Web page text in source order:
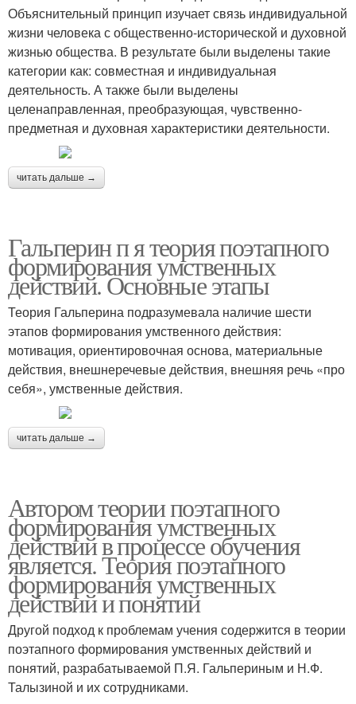
Объяснительный принцип изучает связь индивидуальной
жизни человека с общественно-исторической и духовной
жизнью общества. В результате были выделены такие
категории как: совместная и индивидуальная
деятельность. А также были выделены
целенаправленная, преобразующая, чувственно-
предметная и духовная характеристики деятельности.
читать дальше →
Гальперин п я теория поэтапного
формирования умственных
действий. Основные этапы
Теория Гальперина подразумевала наличие шести
этапов формирования умственного действия:
мотивация, ориентировочная основа, материальные
действия, внешнеречевые действия, внешняя речь «про
себя», умственные действия.
читать дальше →
Автором теории поэтапного
формирования умственных
действий в процессе обучения
является. Теория поэтапного
формирования умственных
действий и понятий
Другой подход к проблемам учения содержится в теории
поэтапного формирования умственных действий и
понятий, разрабатываемой П.Я. Гальпериным и Н.Ф.
Талызиной и их сотрудниками.